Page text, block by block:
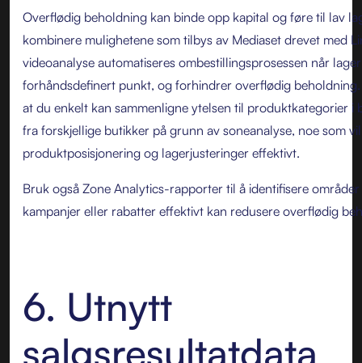
Overflødig beholdning kan binde opp kapital og føre til lav
kombinere mulighetene som tilbys av Mediaset drevet med
videoanalyse automatiseres ombestillingsprosessen når
forhåndsdefinert punkt, og forhindrer overflødig
at du enkelt kan sammenligne ytelsen til produktkategorier i
fra forskjellige butikker på grunn av soneanalyse, noe som
produktposisjonering og lagerjusteringer effektivt.
Bruk også Zone Analytics-rapporter til å identifisere
kampanjer eller rabatter effektivt kan redusere overflødig
6. Utnytt
salgsresultatdata